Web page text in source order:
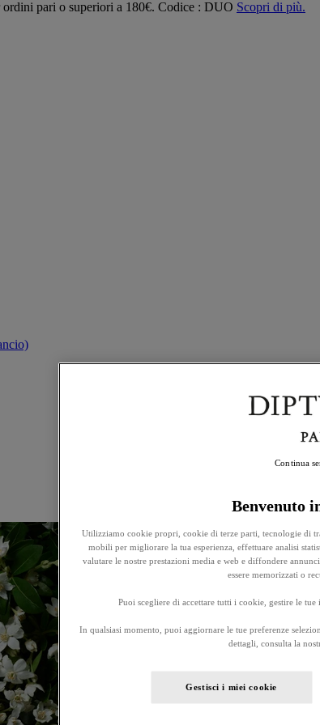
pari o superiori a 180€. Codice : DUO Scopri di più.
Benvenuto
Utilizziamo cookie propri, cookie di terze parti, tecnologie di
mobili per migliorare la tua esperienza, effettuare analisi
valutare le nostre prestazioni media e web e diffondere
essere memorizzati o
Puoi scegliere di accettare tutti i cookie, gestire le
In qualsiasi momento, puoi aggiornare le tue preferenze
dettagli, consulta la
Gestisci i miei cookie
Continua